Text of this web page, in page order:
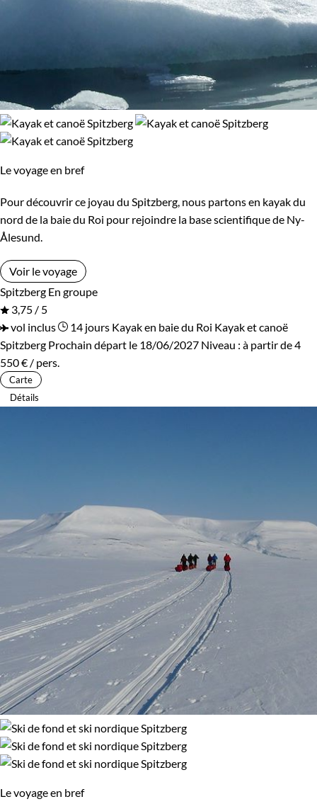
Le voyage en bref
Pour découvrir ce joyau du Spitzberg, nous partons en kayak du
nord de la baie du Roi pour rejoindre la base scientifique de Ny-
Ålesund.
Voir le voyage
Spitzberg En groupe
3,75 / 5
vol inclus
14 jours Kayak en baie du Roi Kayak et canoë
Spitzberg Prochain départ le 18/06/2027 Niveau : à partir de4
550 € / pers.
Carte
Détails
Le voyage en bref